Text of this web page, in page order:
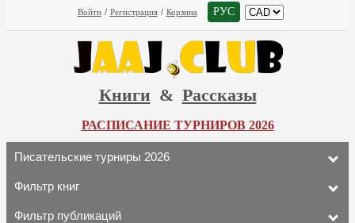
Войти / Регистрация / Корзина РУС
Книги & Рассказы
РАСПИСАНИЕ ТУРНИРОВ 2026
Писательские турниры 2026
Фильтр книг
Фильтр публикаций